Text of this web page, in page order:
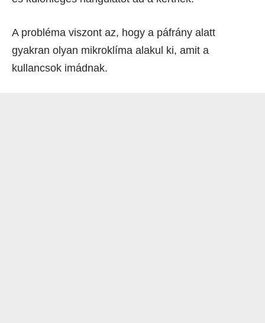
A probléma viszont az, hogy a páfrány alatt
gyakran olyan mikroklíma alakul ki, amit a
kullancsok imádnak.